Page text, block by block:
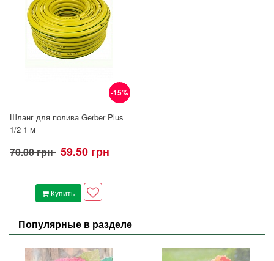
-15%
Шланг для полива Gerber Plus
1/2 1 м
70.00 грн 59.50 грн
Купить
Популярные в разделе